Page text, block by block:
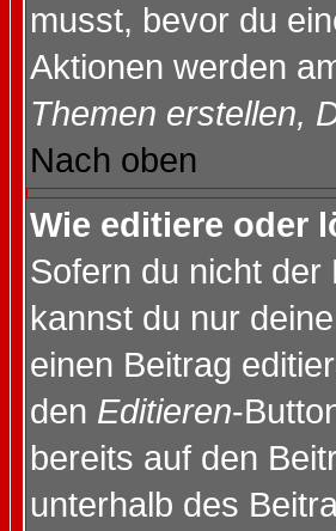
musst, bevor du
Aktionen werden
Themen erstellen,
Nach oben
Wie editiere oder
Sofern du nicht
kannst du nur
einen Beitrag
den Editieren-
bereits auf den
unterhalb des